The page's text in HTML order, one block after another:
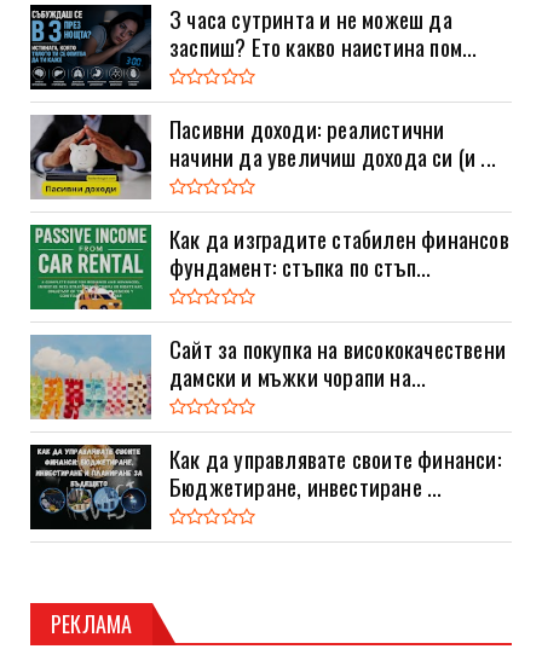
3 часа сутринта и не можеш да
заспиш? Ето какво наистина пом...
Пасивни доходи: реалистични
начини да увеличиш дохода си (и ...
Как да изградите стабилен финансов
фундамент: стъпка по стъп...
Сайт за покупка на висококачествени
дамски и мъжки чорапи на...
Как да управлявате своите финанси:
Бюджетиране, инвестиране ...
РЕКЛАМА